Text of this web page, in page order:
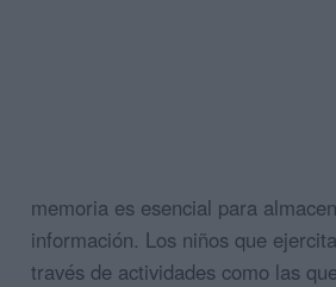
memoria es esencial para
información. Los niños que
través de actividades como las